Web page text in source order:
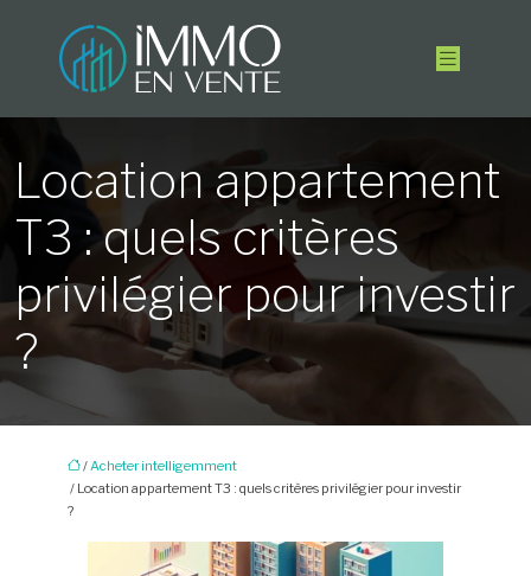
Location appartement
T3 : quels critères
privilégier pour investir
?
/Acheter intelligemment
/ Location appartement T3 : quels critères privilégier pour investir
?